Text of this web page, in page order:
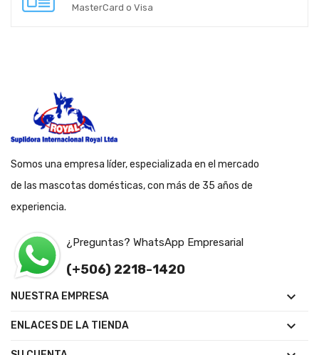
MasterCard o Visa
Somos una empresa líder, especializada en el mercado
de las mascotas domésticas, con más de 35 años de
experiencia.
¿Preguntas? WhatsApp Empresarial
(+506) 2218-1420
NUESTRA EMPRESA 
ENLACES DE LA TIENDA 